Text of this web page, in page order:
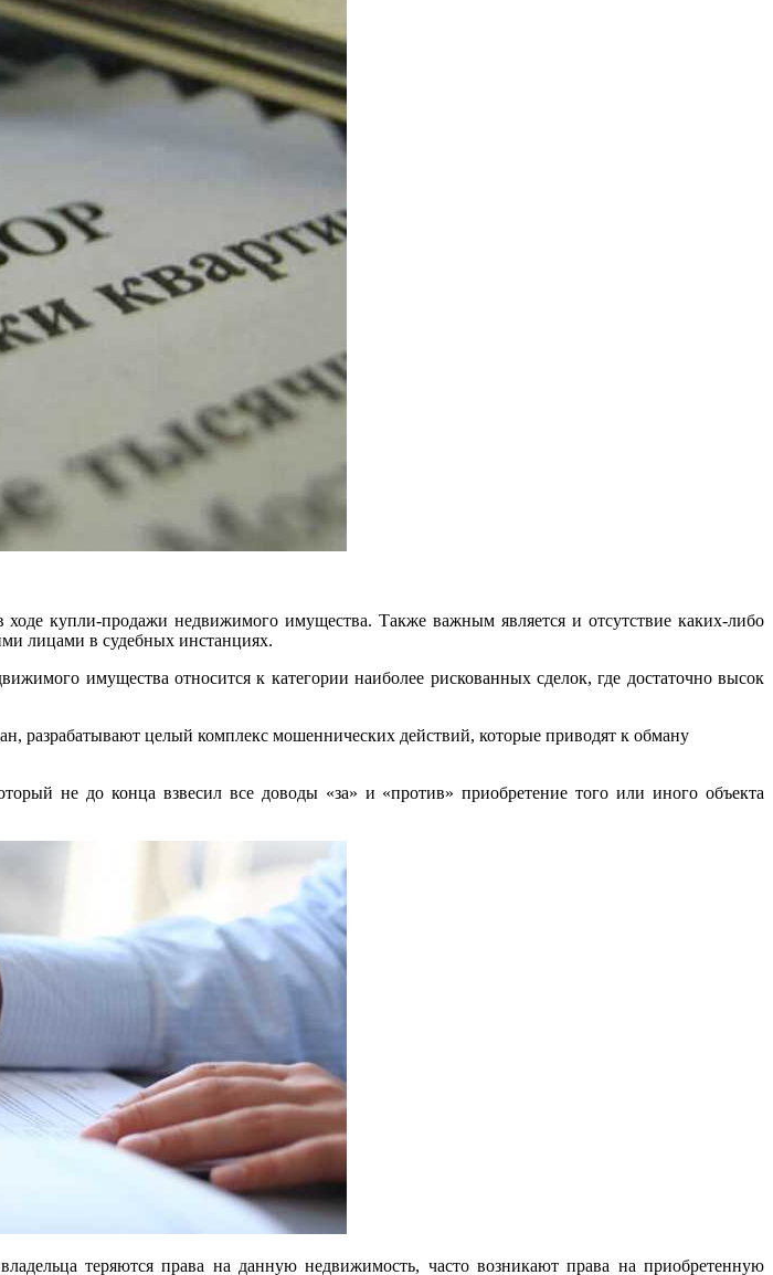
купли-продажи недвижимого имущества. Также важным является и отсутствие каких-либо
лицами в судебных инстанциях.
имущества относится к категории наиболее рискованных сделок, где достаточно высок
разрабатывают целый комплекс мошеннических действий, которые приводят к обману
не до конца взвесил все доводы «за» и «против» приобретение того или иного объекта
теряются права на данную недвижимость, часто возникают права на приобретенную